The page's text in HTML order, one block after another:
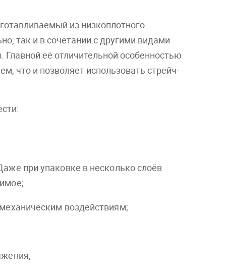
из низкоплотного
так и в сочетании с другими видами
её отличительной особенностью
что и позволяет использовать стрейч-
при упаковке в несколько слоёв
воздействиям;